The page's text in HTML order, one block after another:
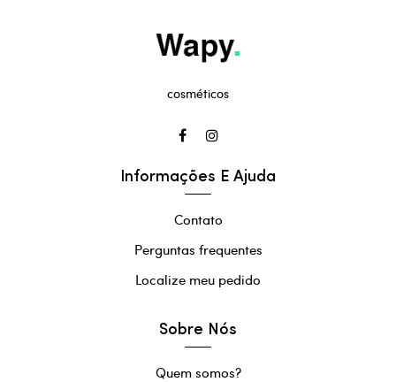
cosméticos
Informações E Ajuda
Contato
Perguntas frequentes
Localize meu pedido
Sobre Nós
Quem somos?